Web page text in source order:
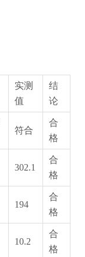
实测
值
结
论
符合
合
格
302.1
合
格
194
合
格
10.2
合
格